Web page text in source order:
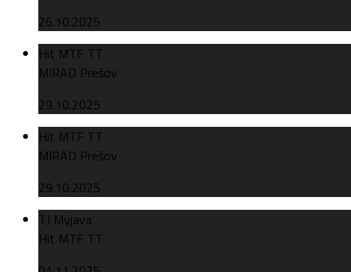
26.10.2025
Hit MTF TT
MIRAD Prešov
29.10.2025
Hit MTF TT
MIRAD Prešov
29.10.2025
TJ Myjava
Hit MTF TT